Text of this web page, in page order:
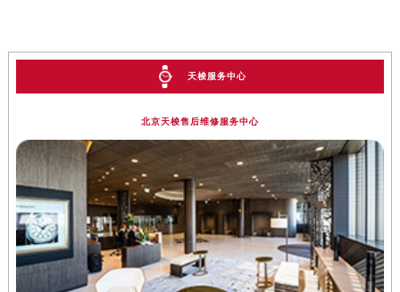
天梭服务中心
北京天梭售后维修服务中心